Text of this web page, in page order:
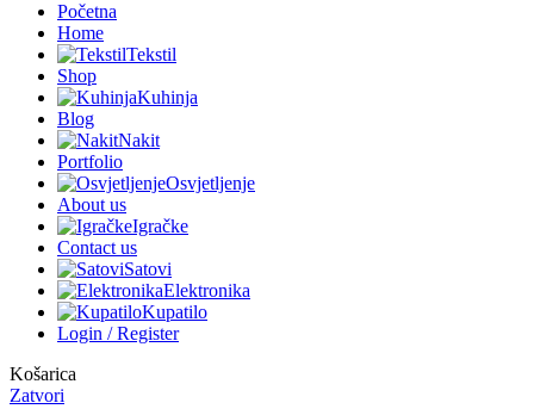
Početna
Home
Tekstil
Shop
Kuhinja
Blog
Nakit
Portfolio
Osvjetljenje
About us
Igračke
Contact us
Satovi
Elektronika
Kupatilo
Login / Register
Košarica
Zatvori